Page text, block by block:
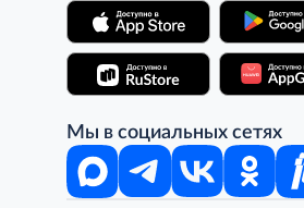
Мы в социальных сетях